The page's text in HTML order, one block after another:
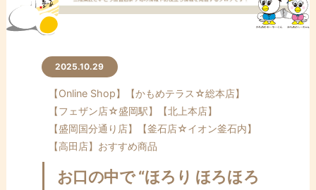
2025.10.29
【Online Shop】
【かもめテラス☆総本店】
【フェザン店☆盛岡駅】
【北上本店】
【盛岡国分通り店】
【釜石店☆イオン釜石内】
【高田店】 おすすめ商品
お口の中で “ほろり ほろほろ